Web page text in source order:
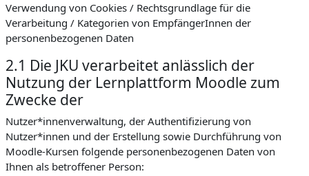
Verwendung von Cookies / Rechtsgrundlage für die
Verarbeitung / Kategorien von EmpfängerInnen der
personenbezogenen Daten
2.1 Die JKU verarbeitet anlässlich der
Nutzung der Lernplattform Moodle zum
Zwecke der
Nutzer*innenverwaltung, der Authentifizierung von
Nutzer*innen und der Erstellung sowie Durchführung von
Moodle-Kursen folgende personenbezogenen Daten von
Ihnen als betroffener Person: